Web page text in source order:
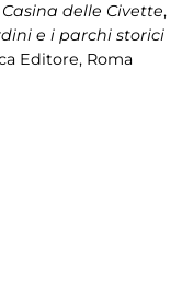
delle Civette,
e i parchi storici
Editore, Roma